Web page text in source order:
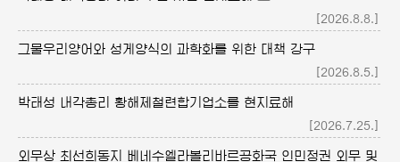
[2026.8.8.]
그물우리양어와 성게양식의 과학화를 위한 대책 강구
[2026.8.5.]
박태성 내각총리 황해제철련합기업소를 현지료해
[2026.7.25.]
외무상 최선희동지 베네수엘라볼리바르공화국 인민정권 외무 및